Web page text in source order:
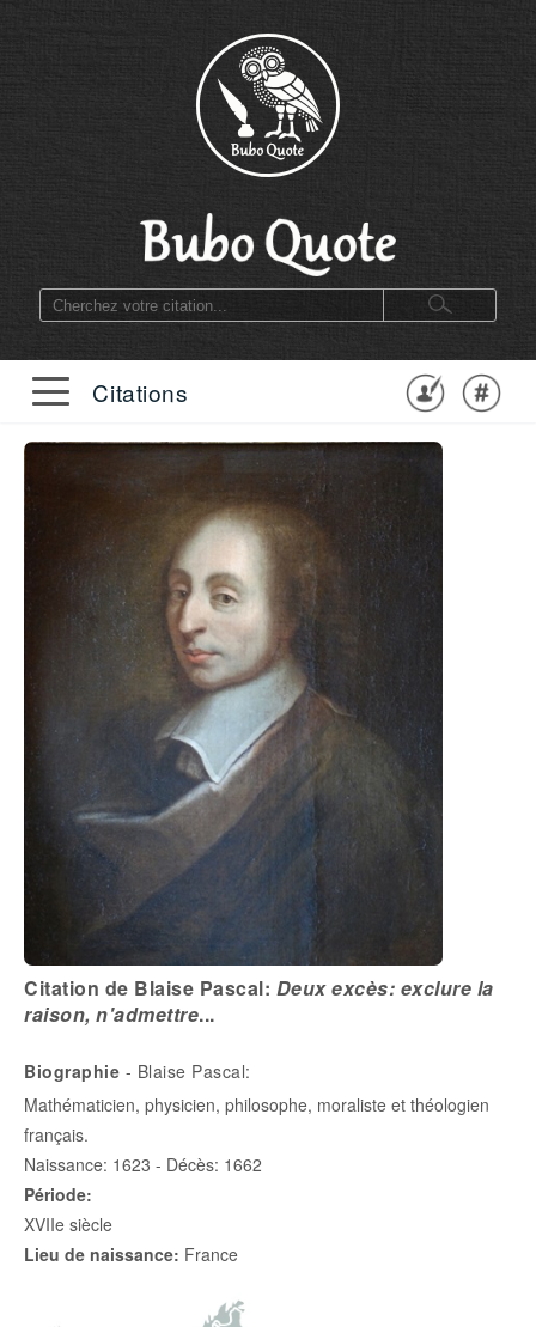
Citations
Citation de Blaise Pascal: Deux excès: exclure la
raison, n'admettre...
Biographie - Blaise Pascal:
Mathématicien, physicien, philosophe, moraliste et théologien
français.
Naissance: 1623 - Décès: 1662
Période:
XVIIe siècle
Lieu de naissance: France